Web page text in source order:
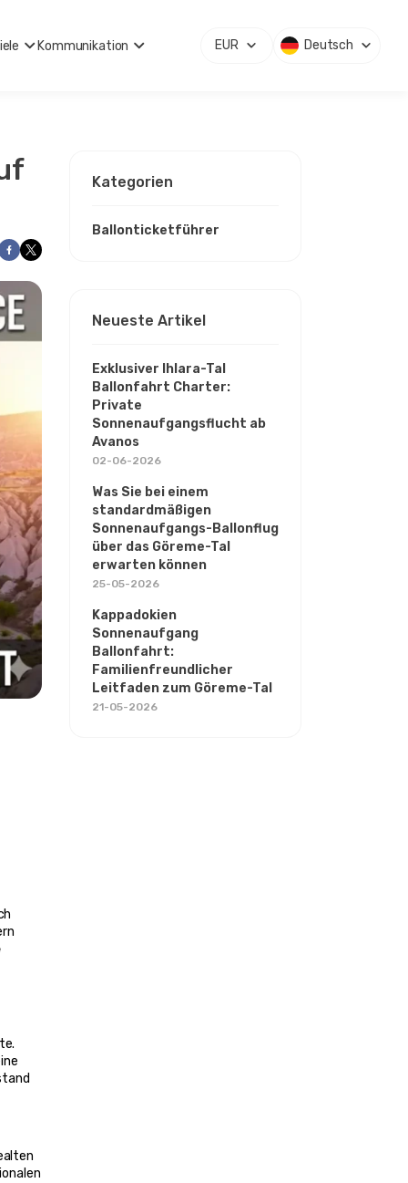
Kommunikation EUR Deutsch
Kategorien
Ballonticketführer
Neueste Artikel
Exklusiver Ihlara-Tal
Ballonfahrt Charter:
Private
Sonnenaufgangsflucht ab
Avanos
02-06-2026
Was Sie bei einem
standardmäßigen
Sonnenaufgangs-Ballonflug
über das Göreme-Tal
erwarten können
25-05-2026
Kappadokien
Sonnenaufgang
Ballonfahrt:
Familienfreundlicher
Leitfaden zum Göreme-Tal
21-05-2026